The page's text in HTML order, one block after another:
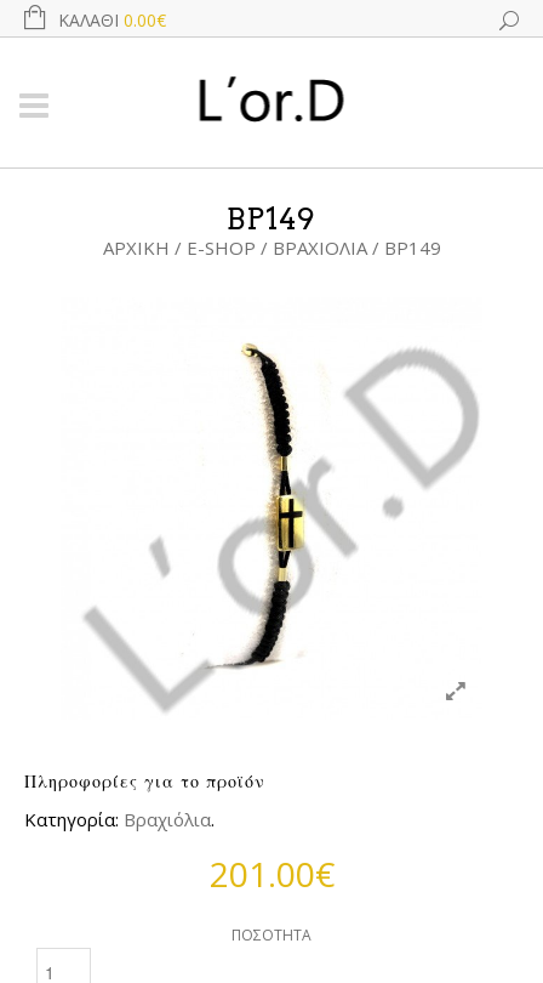
ΚΑΛΆΘΙ 0.00€
BP149
ΑΡΧΙΚΉ / E-SHOP / ΒΡΑΧΙΌΛΙΑ/ BP149
Πληροφορίες για το προϊόν
Κατηγορία: Βραχιόλια.
201.00€
ΠΟΣΌΤΗΤΑ